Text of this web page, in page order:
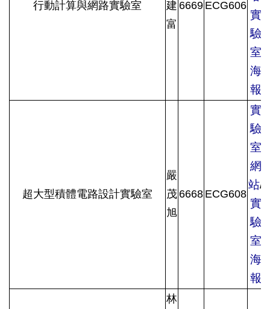
行動計算與網路實驗室
建
富
6669 ECG606
實
驗
室
海
報
超大型積體電路設計實驗室
嚴
茂
旭
6668 ECG608
實
驗
室
網
站/
實
驗
室
海
報
林